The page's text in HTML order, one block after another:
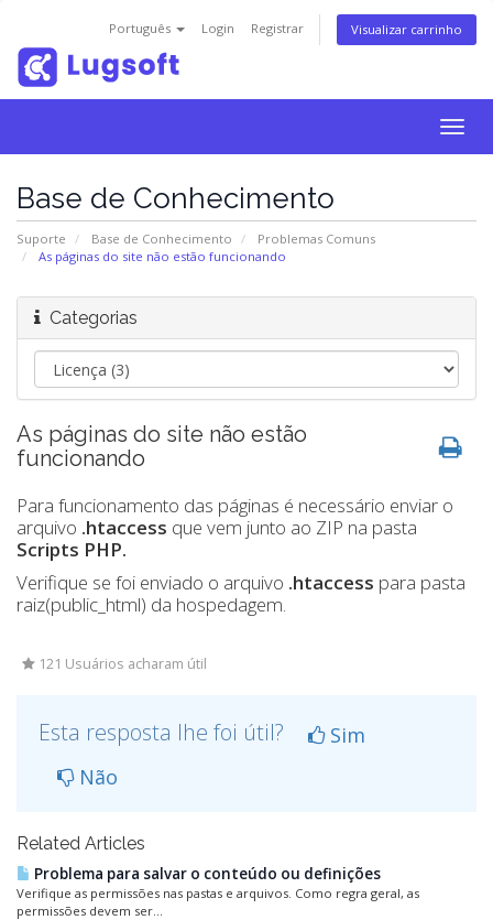
Português Login Registrar Visualizar carrinho
Base de Conhecimento
Suporte Base de Conhecimento
Problemas Comuns
As páginas do site não estão funcionando
Categorias
As páginas do site não estão
funcionando
Para funcionamento das páginas é necessário enviar o
arquivo .htaccess que vem junto ao ZIP na pasta
Scripts PHP.
Verifique se foi enviado o arquivo .htaccess para pasta
raiz(public_html) da hospedagem.
121 Usuários acharam útil
Esta resposta lhe foi útil?
Sim
Não
Related Articles
Problema para salvar o conteúdo ou definições
Verifique as permissões nas pastas e arquivos. Como regra geral, as
permissões devem ser...